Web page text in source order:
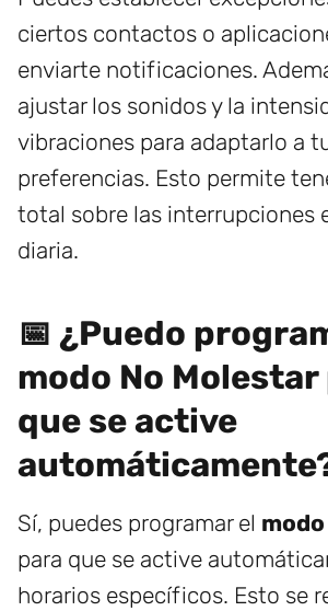
ciertos contactos o
enviarte notificaciones.
ajustar los sonidos y la
vibraciones para adaptarlo a
preferencias. Esto permite
total sobre las interrupciones
diaria.
📅 ¿Puedo
modo No Molestar
que se active
Sí, puedes programar el
para que se active
horarios específicos. Esto se